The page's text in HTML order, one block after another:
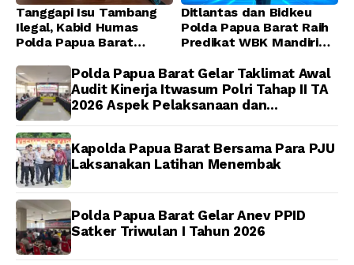
Tanggapi Isu Tambang
Ilegal, Kabid Humas
Polda Papua Barat
Toleransi bagi Oknum
Anggota
Ditlantas dan Bidkeu
Polda Papua Barat Raih
Predikat WBK Mandiri
Wujudkan Pelayanan
Bersih dan Berintegritas
Polda Papua Barat Gelar Taklimat Awal
Audit Kinerja Itwasum Polri Tahap II TA
2026 Aspek Pelaksanaan dan
Kapolda Papua Barat Bersama Para PJU
Laksanakan Latihan Menembak
Polda Papua Barat Gelar Anev PPID
Satker Triwulan I Tahun 2026